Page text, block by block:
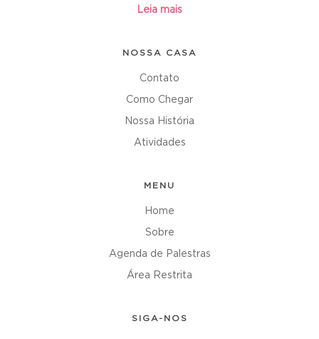
Leia mais
NOSSA CASA
Contato
Como Chegar
Nossa História
Atividades
MENU
Home
Sobre
Agenda de Palestras
Área Restrita
SIGA-NOS